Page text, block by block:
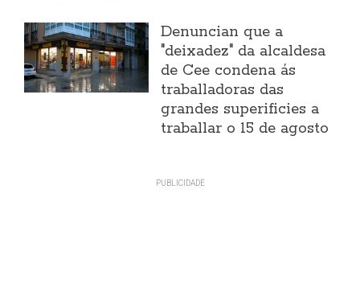
Denuncian que a
"deixadez" da alcaldesa
de Cee condena ás
traballadoras das
grandes superificies a
traballar o 15 de agosto